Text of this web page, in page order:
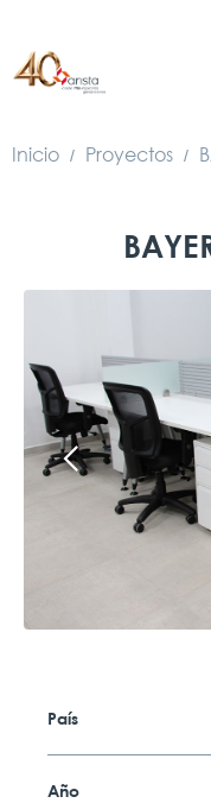
Inicio / Proyectos /
País
Año